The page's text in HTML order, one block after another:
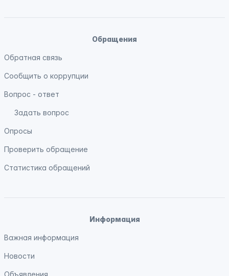
Обращения
Обратная связь
Сообщить о коррупции
Вопрос - ответ
Задать вопрос
Опросы
Проверить обращение
Статистика обращений
Информация
Важная информация
Новости
Объявления